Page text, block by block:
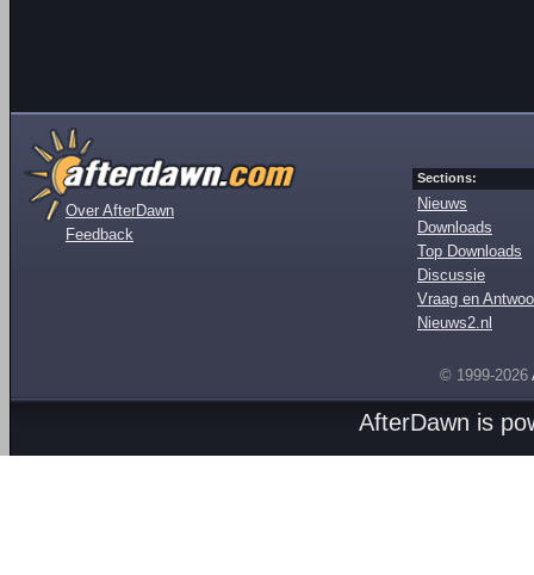
Over AfterDawn
Feedback
Sections:
Nieuws
Downloads
Top Downloads
Discussie
Vraag en
Nieuws2.nl
© 1999-2026
AfterDawn is